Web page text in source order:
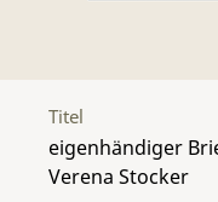
Titel
eigenhändiger
Verena Stocker